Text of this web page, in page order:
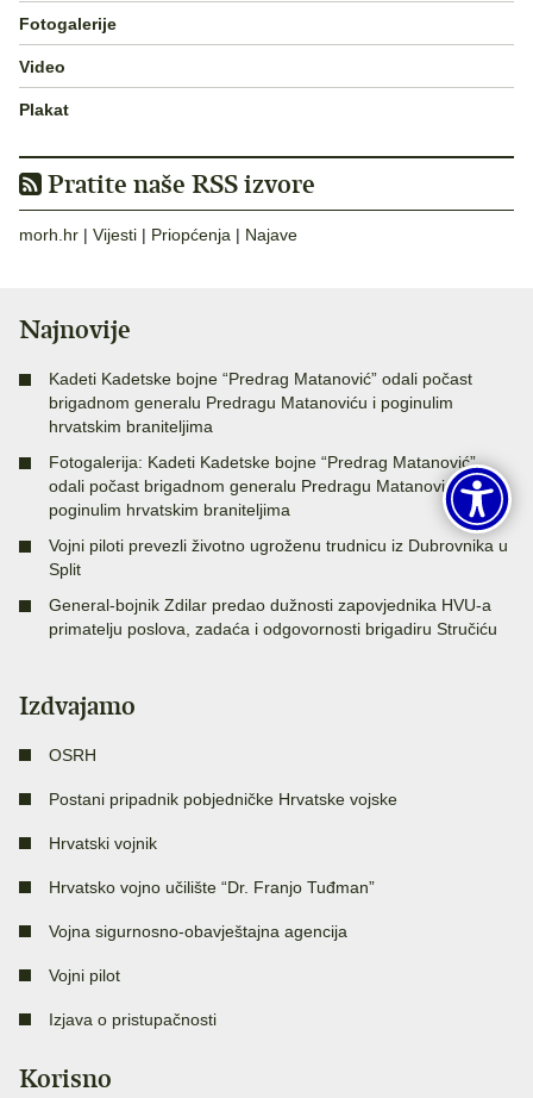
Fotogalerije
Video
Plakat
Pratite naše RSS izvore
morh.hr | Vijesti | Priopćenja | Najave
Najnovije
Kadeti Kadetske bojne “Predrag Matanović” odali počast
brigadnom generalu Predragu Matanoviću i poginulim
hrvatskim braniteljima
Fotogalerija: Kadeti Kadetske bojne “Predrag Matanović”
odali počast brigadnom generalu Predragu Matanoviću i
poginulim hrvatskim braniteljima
Vojni piloti prevezli životno ugroženu trudnicu iz Dubrovnika u
Split
General-bojnik Zdilar predao dužnosti zapovjednika HVU-a
primatelju poslova, zadaća i odgovornosti brigadiru Stručiću
Izdvajamo
OSRH
Postani pripadnik pobjedničke Hrvatske vojske
Hrvatski vojnik
Hrvatsko vojno učilište “Dr. Franjo Tuđman”
Vojna sigurnosno-obavještajna agencija
Vojni pilot
Izjava o pristupačnosti
Korisno